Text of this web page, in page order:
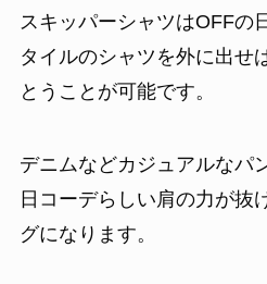
スキッパーシャツはOFFの
タイルのシャツを外に出せ
とうことが可能です。
デニムなどカジュアルなパ
日コーデらしい肩の力が抜
グになります。